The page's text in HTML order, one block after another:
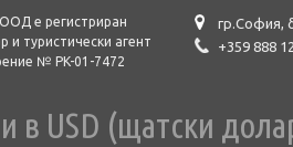
е регистриран
и туристически агент
№ PK-01-7472
гр.София,
+359 888
в USD (щатски